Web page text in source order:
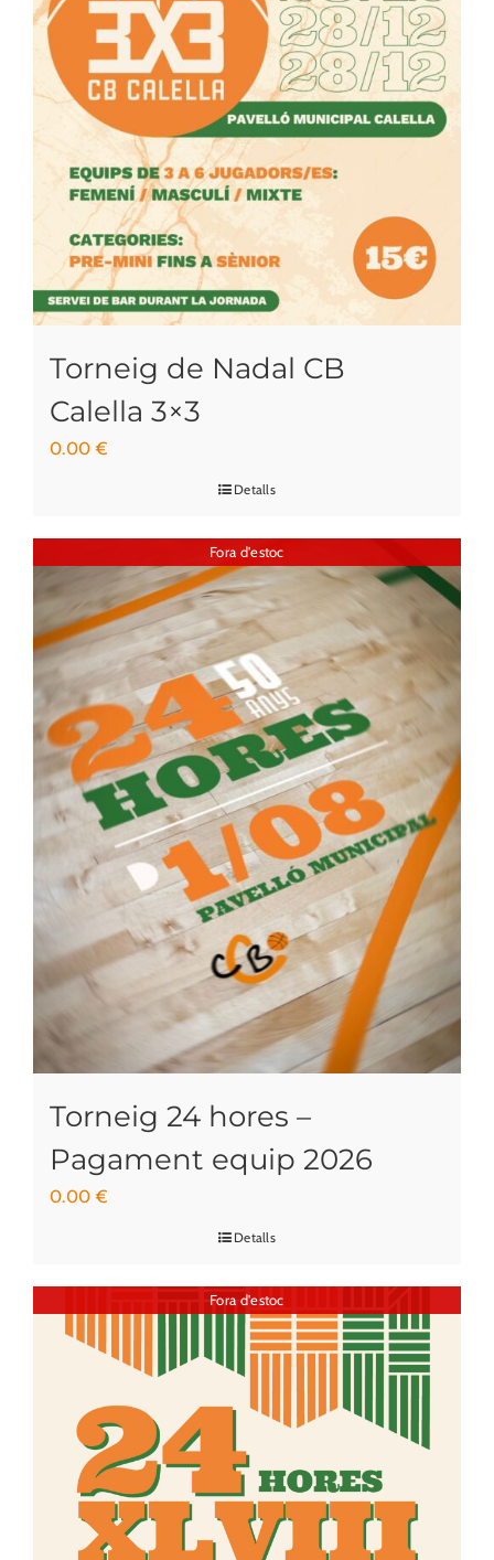
Torneig de Nadal CB
Calella 3×3
0.00€
Detalls
Fora d'estoc
Torneig 24 hores –
Pagament equip 2026
0.00€
Detalls
Fora d'estoc